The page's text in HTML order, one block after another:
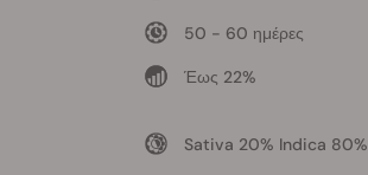
50 - 60 ημέρες
Έως 22%
Sativa 20% Indica 80%